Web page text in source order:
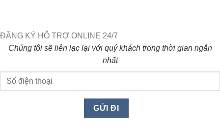
ĐĂNG KÝ HỖ TRỢ ONLINE 24/7
Chúng tôi sẽ liên lạc lại với quý khách trong thời gian ngắn
nhất